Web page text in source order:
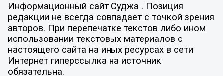
Информационный сайт Суджа . Позиция
редакции не всегда совпадает с точкой зрения
авторов. При перепечатке текстов либо ином
использовании текстовых материалов с
настоящего сайта на иных ресурсах в сети
Интернет гиперссылка на источник
обязательна.